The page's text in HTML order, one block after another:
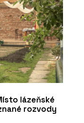
lázeňské
rozvody